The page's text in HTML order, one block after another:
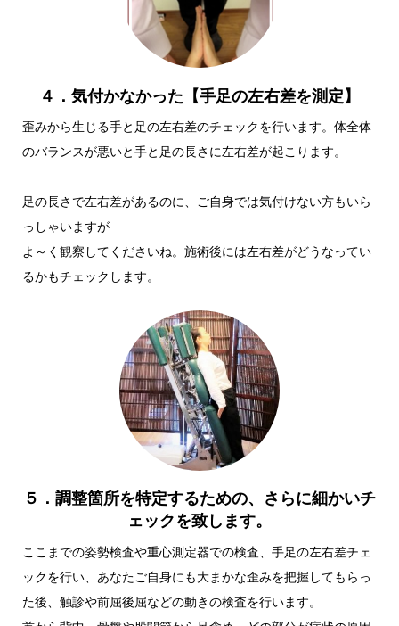
４．気付かなかった【手足の左右差を測定】
歪みから生じる手と足の左右差のチェックを行います。体全体
のバランスが悪いと手と足の長さに左右差が起こります。
足の長さで左右差があるのに、ご自身では気付けない方もいら
っしゃいますが
よ～く観察してくださいね。施術後には左右差がどうなってい
るかもチェックします。
５．調整箇所を特定するための、さらに細かいチ
ェックを致します。
ここまでの姿勢検査や重心測定器での検査、手足の左右差チェ
ックを行い、あなたご自身にも大まかな歪みを把握してもらっ
た後、触診や前屈後屈などの動きの検査を行います。